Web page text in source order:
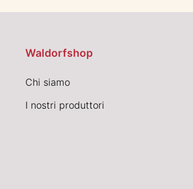
Waldorfshop
Chi siamo
I nostri produttori